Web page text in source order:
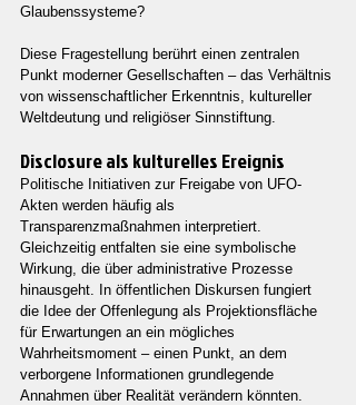
Glaubenssysteme?
Diese Fragestellung berührt einen zentralen
Punkt moderner Gesellschaften – das Verhältnis
von wissenschaftlicher Erkenntnis, kultureller
Weltdeutung und religiöser Sinnstiftung.
Disclosure als kulturelles Ereignis
Politische Initiativen zur Freigabe von UFO-
Akten werden häufig als
Transparenzmaßnahmen interpretiert.
Gleichzeitig entfalten sie eine symbolische
Wirkung, die über administrative Prozesse
hinausgeht. In öffentlichen Diskursen fungiert
die Idee der Offenlegung als Projektionsfläche
für Erwartungen an ein mögliches
Wahrheitsmoment – einen Punkt, an dem
verborgene Informationen grundlegende
Annahmen über Realität verändern könnten.